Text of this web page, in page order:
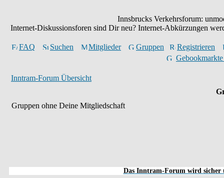
Innsbrucks Verkehrsforum:
Internet-Diskussionsforen sind Dir neu? Internet-Abkürzungen
FAQ Suchen Mitglieder Gruppen
Registrieren
Inntram-Forum Übersicht
Gruppen ohne Deine Mitgliedschaft
Das Inntram-Forum wird sicher